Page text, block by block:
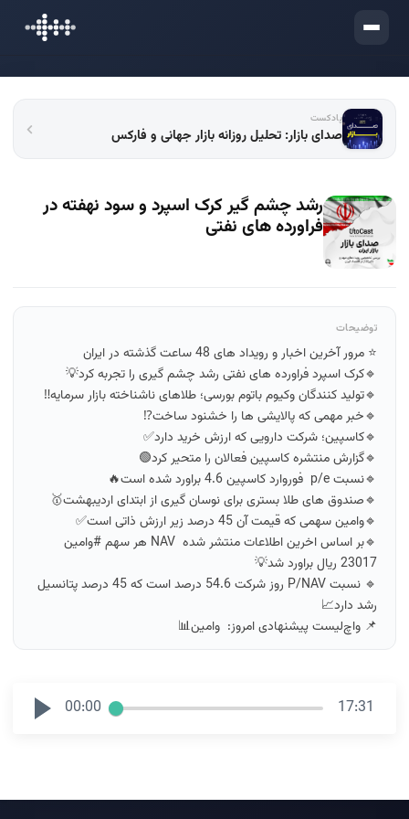
ورود
پادکست
صدای بازار: تحلیل روزانه بازار جهانی و فارکس
رشد چشم گیر کرک اسپرد و سود نهفته در
فراورده های نفتی
توضیحات
⭐️ مرور آخرین اخبار و رویداد های 48 ساعت گذشته در ایران
🔹کرک اسپرد فراورده های نفتی رشد چشم گیری را تجربه کرد💡
🔹تولید کنندگان وکیوم باتوم بورسی؛ طلاهای ناشناخته بازار سرمایه‼️
🔹خبر مهمی که پالایشی ها را خشنود ساخت⁉️
🔹کاسپین؛ شرکت دارویی که ارزش خرید دارد✅
🔹گزارش منتشره کاسپین فعالان را متحیر کرد🟢
🔹نسبت p/e فوروارد کاسپین 4.6 براورد شده است🔥
🔹صندوق های طلا بستری برای نوسان گیری از ابتدای اردیبهشت🥇
🔹وامین سهمی که قیمت آن 45 درصد زیر ارزش ذاتی است✅
🔹بر اساس اخرین اطلاعات منتشر شده NAV هر سهم #وامین
23017 ریال براورد شد💡
🔹 نسبت P/NAV روز شرکت 54.6 درصد است که 45 درصد پتانسیل
رشد دارد📈
📌 واچ‌لیست پیشنهادی امروز: وامین📊
00:00 17:31